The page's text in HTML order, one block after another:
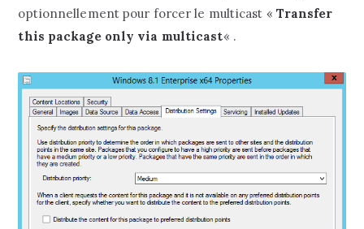
optionnellement pour forcer le multicast « Transfer
this package only via multicast« .